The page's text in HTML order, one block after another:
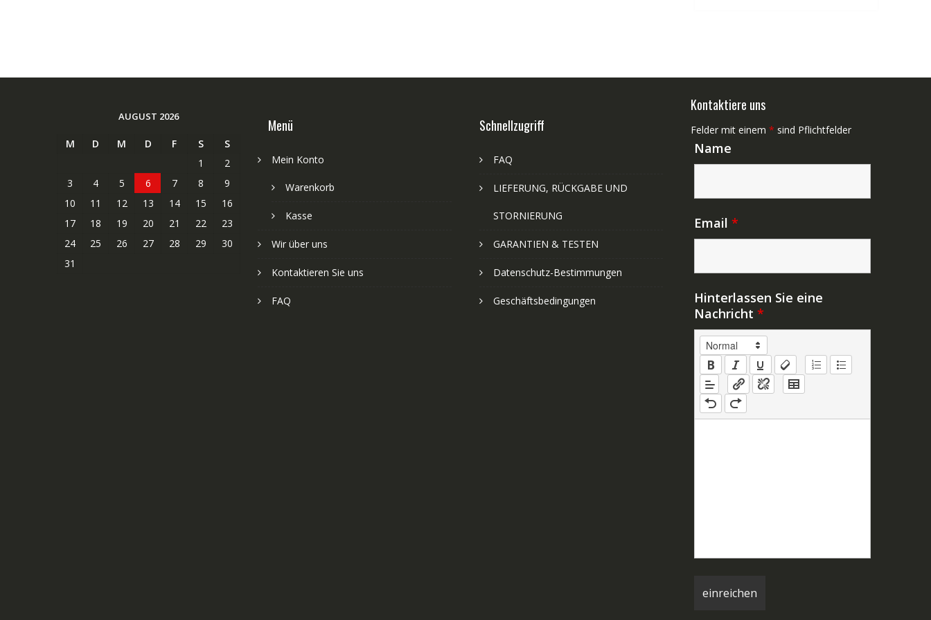
AUGUST 2026
M D M D F S
S
1
2
3
4 5 6 7 8
9
10
11 12 13 14 15
16
17
18 19 20 21 22
23
24
25 26 27 28 29
30
31
Menü
Mein Konto
Warenkorb
Kasse
Wir über uns
Kontaktieren Sie uns
FAQ
Schnellzugriff
FAQ
LIEFERUNG, RÜCKGABE UND
STORNIERUNG
GARANTIEN & TESTEN
Datenschutz-Bestimmungen
Geschäftsbedingungen
Kontaktiere uns
Felder mit einem * sind Pflichtfelder
Name
Email *
Hinterlassen Sie eine
Nachricht *